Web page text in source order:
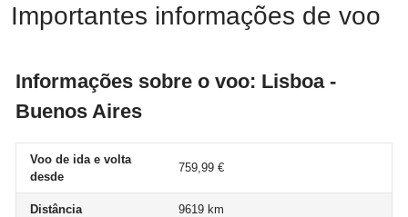
Importantes informações de voo
Informações sobre o voo: Lisboa -
Buenos Aires
Voo de ida e volta
desde
759,99 €
Distância 9619 km